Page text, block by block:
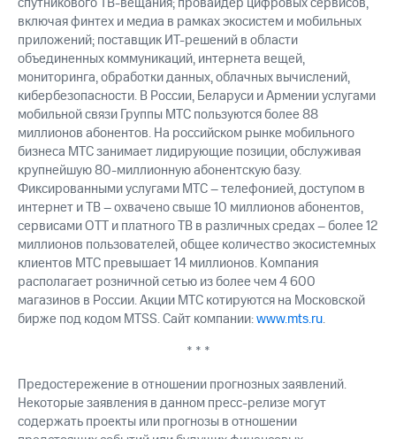
включая финтех и медиа в рамках экосистем и мобильных
приложений; поставщик ИТ-решений в области
объединенных коммуникаций, интернета вещей,
мониторинга, обработки данных, облачных вычислений,
кибербезопасности. В России, Беларуси и Армении услугами
мобильной связи Группы МТС пользуются более 88
миллионов абонентов. На российском рынке мобильного
бизнеса МТС занимает лидирующие позиции, обслуживая
крупнейшую 80-миллионную абонентскую базу.
Фиксированными услугами МТС – телефонией, доступом в
интернет и ТВ – охвачено свыше 10 миллионов абонентов,
сервисами OTT и платного ТВ в различных средах – более 12
миллионов пользователей, общее количество экосистемных
клиентов МТС превышает 14 миллионов. Компания
располагает розничной сетью из более чем 4 600
магазинов в России. Акции МТС котируются на Московской
бирже под кодом MTSS. Сайт компании:www.mts.ru.
* * *
Предостережение в отношении прогнозных заявлений.
Некоторые заявления в данном пресс-релизе могут
содержать проекты или прогнозы в отношении